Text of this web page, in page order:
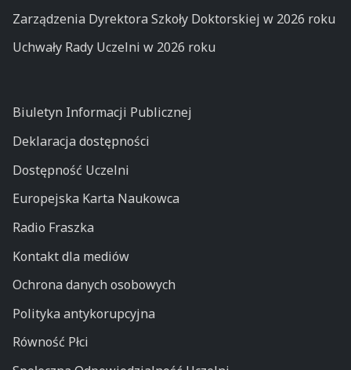
Zarządzenia Dyrektora Szkoły Doktorskiej w 2026 roku
Uchwały Rady Uczelni w 2026 roku
Biuletyn Informacji Publicznej
Deklaracja dostępności
Dostępność Uczelni
Europejska Karta Naukowca
Radio Fraszka
Kontakt dla mediów
Ochrona danych osobowych
Polityka antykorupcyjna
Równość Płci